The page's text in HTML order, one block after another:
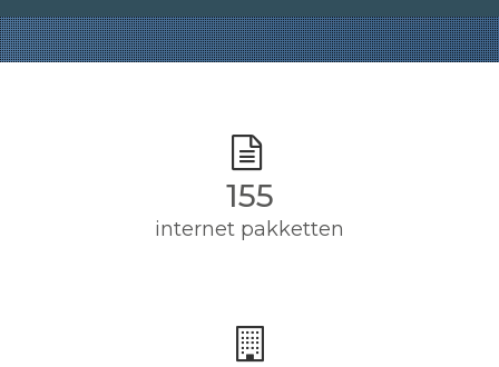
155
internet pakketten